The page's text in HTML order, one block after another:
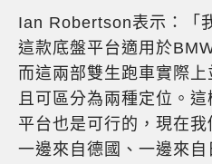
Ian Robertson表示：「
這款底盤平台適用於
而這兩部雙生跑車實際上
且可區分為兩種定位。
平台也是可行的，現在我
一邊來自德國、一邊來